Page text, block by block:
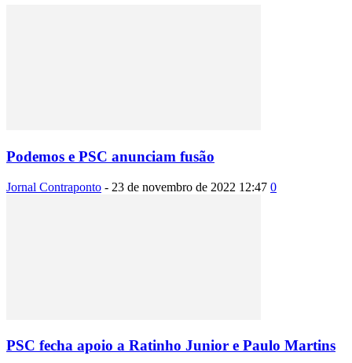
Podemos e PSC anunciam fusão
Jornal Contraponto - 23 de novembro de 2022 12:47 0
PSC fecha apoio a Ratinho Junior e Paulo Martins